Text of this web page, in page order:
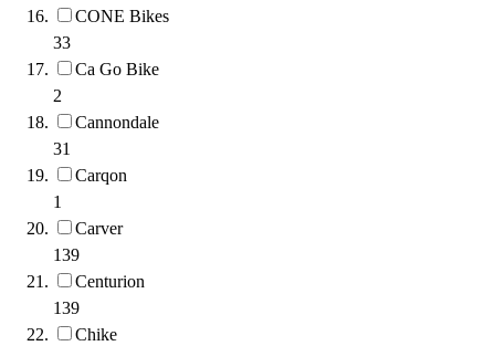
CONE Bikes
33
Ca Go Bike
2
Cannondale
31
Carqon
1
Carver
139
Centurion
139
Chike